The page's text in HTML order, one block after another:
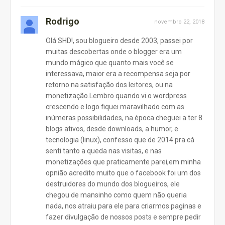
Rodrigo novembro 22, 2018
Olá SHD!, sou blogueiro desde 2003, passei por
muitas descobertas onde o blogger era um
mundo mágico que quanto mais você se
interessava, maior era a recompensa seja por
retorno na satisfação dos leitores, ou na
monetização.Lembro quando vi o wordpress
crescendo e logo fiquei maravilhado com as
inúmeras possibilidades, na época cheguei a ter 8
blogs ativos, desde downloads, a humor, e
tecnologia (linux), confesso que de 2014 pra cá
senti tanto a queda nas visitas, e nas
monetizações que praticamente parei,em minha
opnião acredito muito que o facebook foi um dos
destruidores do mundo dos blogueiros, ele
chegou de mansinho como quem não queria
nada, nos atraiu para ele para criarmos paginas e
fazer divulgação de nossos posts e sempre pedir